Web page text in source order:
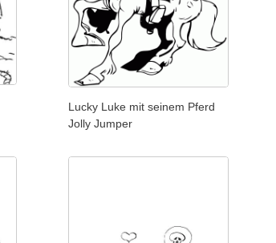
Lucky Luke mit seinem Pferd
Jolly Jumper